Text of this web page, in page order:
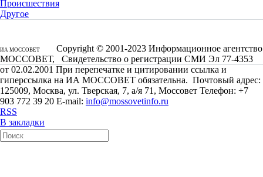
Происшествия
Другое
ИА МОССОВЕТ
Copyright © 2001-2023 Информационное агентство
МОССОВЕТ, Свидетельство о регистрации СМИ Эл 77-4353
от 02.02.2001 При перепечатке и цитировании ссылка и
гиперссылка на ИА МОССОВЕТ обязательна. Почтовый адрес:
125009, Москва, ул. Тверская, 7, а/я 71, Моссовет Телефон: +7
903 772 39 20 E-mail: info@mossovetinfo.ru
RSS
В закладки